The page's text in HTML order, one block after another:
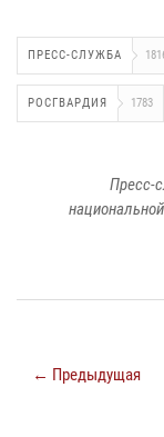
ПРЕСС-СЛУЖБА
РОСГВАРДИЯ 1783
Пресс-
← Предыдущая